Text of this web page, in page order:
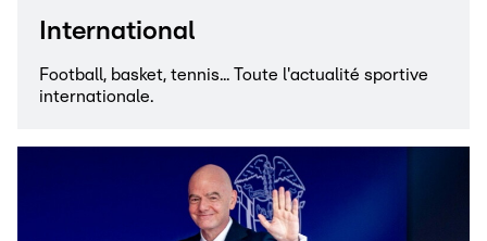
International
Football, basket, tennis... Toute l'actualité sportive
internationale.